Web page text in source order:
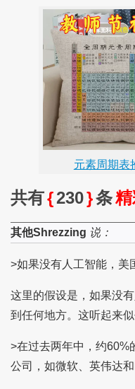
元素周期表
共有{230}条
其他Shrezzing 说：
>如果没有人工智能，美
这里的假设是，如果没
到任何地方。这听起来
>在过去两年中，约60%
公司，如微软、英伟达和